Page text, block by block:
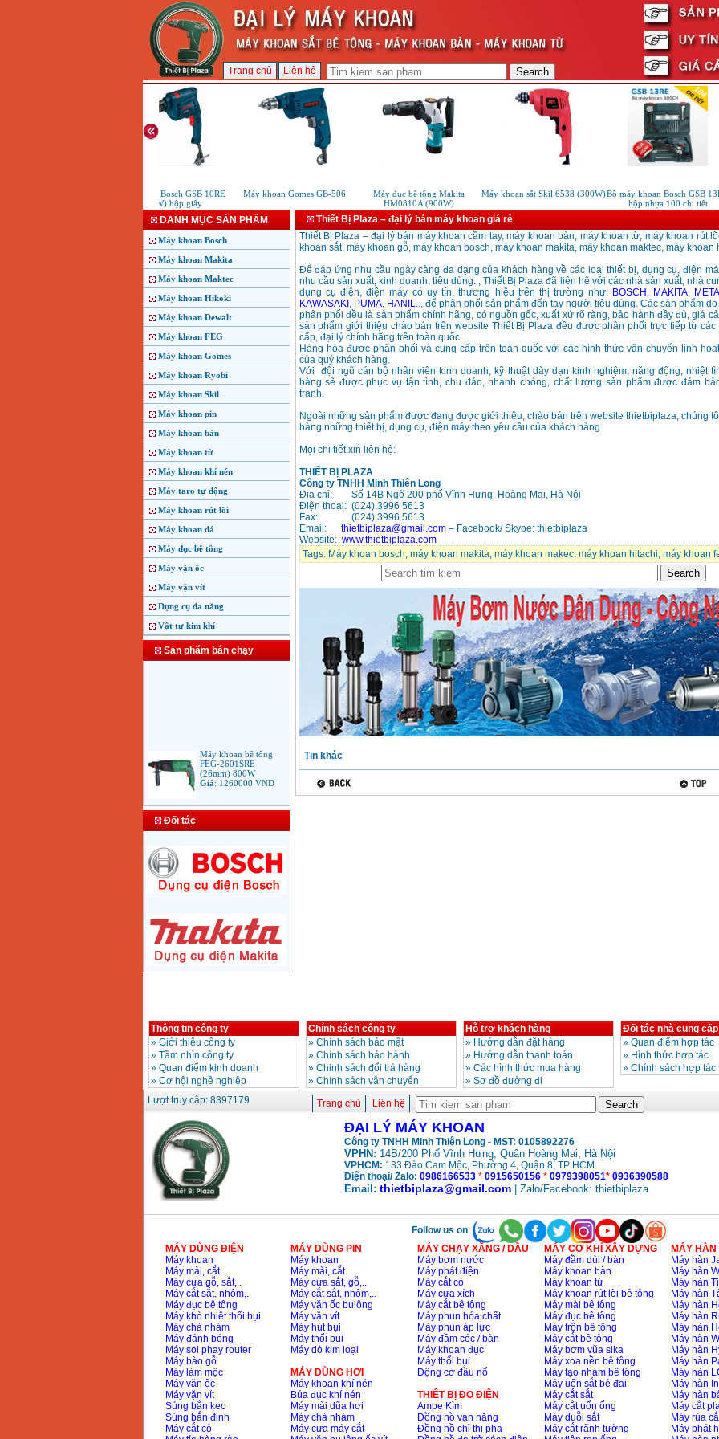
Trang chủ Liên hệ
Máy khoan Bosch GSB 10RE
(500W) hộp giấy
Máy khoan Gomes GB-506
Máy đục bê tông Makita
HM0810A (900W)
Máy khoan sắt Skil 6538 (300W)Bộ máy khoan Bosch GSB
hộp nhựa 100 chi tiết
DANH MỤC SẢN PHẨM
Máy khoan Bosch
Máy khoan Makita
Máy khoan Maktec
Máy khoan Hikoki
Máy khoan Dewalt
Máy khoan FEG
Máy khoan Gomes
Máy khoan Ryobi
Máy khoan Skil
Máy khoan pin
Máy khoan bàn
Máy khoan từ
Máy khoan khí nén
Máy taro tự động
Máy khoan rút lõi
Máy khoan đá
Máy đục bê tông
Máy vặn ốc
Máy vặn vít
Dụng cụ đa năng
Vật tư kim khí
Sản phẩm bán chạy
Máy khoan bê tông
FEG-2601SRE
(26mm) 800W
Giá:1260000VND
Máy Khoan Bosch
GSB 16RE (750W)
Bộ máy khoan Bosch
GSB 13RE hộp nhựa
100 chi tiết
Máy khoan sắt Bosch
GBM 350 (350W)
Giá:1038000
Máy khoan búa
Makita HP1630
(16mm) 710W
Giá
Máy khoan Bosch
GSB 13RE (650W)
hộp giấy
Giá:1578000
Giá: 1132000
Bảng giá máy khoan
Bosch 2024
Giá:884000VND
Máy khoan Bosch
GBH 2-24RE (790W)
Giá:
Đối tác
Thiết Bị Plaza – đại lý bán máy khoan giá rẻ
Thiết Bị Plaza – đại lý bán máy khoan cầm tay, máy khoan bàn, máy khoan từ, máy khoan rút
khoan sắt, máy khoan gỗ, máy khoan bosch, máy khoan makita, máy khoan maktec, máy khoan
Để đáp ứng nhu cầu ngày càng đa dạng của khách hàng về các loại thiết bị, dụng cụ, điện
nhu cầu sản xuất, kinh doanh, tiêu dùng.., Thiết Bị Plaza đã liên hệ với các nhà sản xuất, nhà
dụng cụ điện, điện máy có uy tín, thương hiệu trên thị trường như: BOSCH , MAKITA,
KAWASAKI , PUMA, HANIL.., để phân phối sản phẩm đến tay người tiêu dùng. Các sản phẩm
phân phối đều là sản phẩm chính hãng, có nguồn gốc, xuất xứ rõ ràng, bảo hành đầy đủ, giá
sản phẩm giới thiệu chào bán trên website Thiết Bị Plaza đều được phân phối trực tiếp từ các
cấp, đại lý chính hãng trên toàn quốc.
Hàng hóa được phân phối và cung cấp trên toàn quốc với các hình thức vận chuyển linh
của quý khách hàng.
Với đội ngũ cán bộ nhân viên kinh doanh, kỹ thuật dày dạn kinh nghiệm, năng động, nhiệt
hàng sẽ được phục vụ tận tình, chu đáo, nhanh chóng, chất lượng sản phẩm được đảm
tranh.
Ngoài những sản phẩm được đang được giới thiệu, chào bán trên website thietbiplaza, chúng
hàng những thiết bị, dụng cụ, điện máy theo yêu cầu của khách hàng.
Mọi chi tiết xin liên hệ:
THIẾT BỊ PLAZA
Công ty TNHH Minh Thiên Long
Địa chỉ:
Số 14B Ngõ 200 phố Vĩnh Hưng, Hoàng Mai, Hà Nội
Điện thoại: (024).3996 5613
Fax: (024).3996 5613
Email: thietbiplaza@gmail.com– Facebook/ Skype: thietbiplaza
Website: www.thietbiplaza.com
Tags: Máy khoan bosch, máy khoan makita, máy khoan makec, máy khoan hitachi, máy khoan
Tin khác
Thông tin công ty
» Giới thiệu công ty
» Tầm nhìn công ty
» Quan điểm kinh doanh
» Cơ hội nghề nghiệp
Chính sách công ty
» Chính sách bảo mật
» Chính sách bảo hành
» Chinh sách đổi trả hàng
» Chính sách vận chuyển
Hỗ trợ khách hàng
» Hướng dẫn đặt hàng
» Hướng dẫn thanh toán
» Các hình thức mua hàng
» Sơ đồ đường đi
Đối tác nhà cung cấp
» Quan điểm hợp tác
» Hình thức hợp tác
» Chính sách hợp tác
Lượt truy cập: 8397179 Trang chủ Liên hệ
ĐẠI LÝ MÁY KHOAN
Công ty TNHH Minh Thiên Long - MST: 0105892276
VPHN: 14B/200 Phố Vĩnh Hưng, Quân Hoàng Mai, Hà Nội
VPHCM: 133 Đào Cam Mộc, Phường 4, Quận 8, TP HCM
Điện thoại/ Zalo: 0986166533 * 0915650156* 0979398051* 0936390588
Email: thietbiplaza@gmail.com| Zalo/Facebook: thietbiplaza
Follow us on:
MÁY DÙNG ĐIỆN
Máy khoan
Máy mài, cắt
Máy cưa gỗ, sắt,..
Máy cắt sắt, nhôm,..
Máy đục bê tông
Máy khò nhiệt thổi bụi
Máy chà nhám
Máy đánh bóng
Máy soi phay router
Máy bào gỗ
Máy làm mộc
Máy vặn ốc
Máy vặn vít
Súng bắn keo
Súng bắn đinh
Máy cắt cỏ
MÁY DÙNG PIN
Máy khoan
Máy mài, cắt
Máy cưa sắt, gỗ,..
Máy cắt sắt, nhôm,..
Máy vặn ốc bulông
Máy vặn vít
Máy hút bụi
Máy thổi bụi
Máy dò kim loại
MÁY DÙNG HƠI
Máy khoan khí nén
Búa đục khí nén
Máy mài dũa hơi
Máy chà nhám
Máy cưa máy cắt
MÁY CHẠY XĂNG / DẦU
Máy bơm nước
Máy phát điện
Máy cắt cỏ
Máy cưa xích
Máy cắt bê tông
Máy phun hóa chất
Máy phun áp lực
Máy đầm cóc / bàn
Máy khoan đục
Máy thổi bụi
Động cơ đầu nổ
THIÊT BỊ ĐO ĐIỆN
Ampe Kìm
Đồng hồ vạn năng
Đồng hồ chỉ thị pha
MÁY CƠ KHÍ XÂY DỰNG
Máy đầm dùi / bàn
Máy khoan bàn
Máy khoan từ
Máy khoan rút lõi bê tông
Máy mài bê tông
Máy đục bê tông
Máy trộn bê tông
Máy cắt bê tông
Máy bơm vũa sika
Máy xoa nền bê tông
Máy tạo nhám bê tông
Máy uốn sắt bẻ đai
Máy cắt sắt
Máy cắt uốn ống
Máy duỗi sắt
Máy cắt rãnh tường
MÁY HÀN
Máy hàn
Máy hàn
Máy hàn
Máy hàn
Máy hàn
Máy hàn
Máy hàn
Máy hàn
Máy hàn
Máy hàn
Máy hàn
Máy hàn
Máy hàn
Máy cắt
Máy rùa
Máy phát